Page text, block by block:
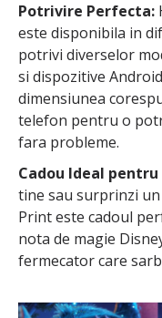
Potrivire Perfecta:
este disponibila in
potrivi diverselor
si dispozitive
dimensiunea
telefon pentru o
fara probleme.
Cadou Ideal pentru
tine sau surprinzi
Print este cadoul
nota de magie
fermecator care